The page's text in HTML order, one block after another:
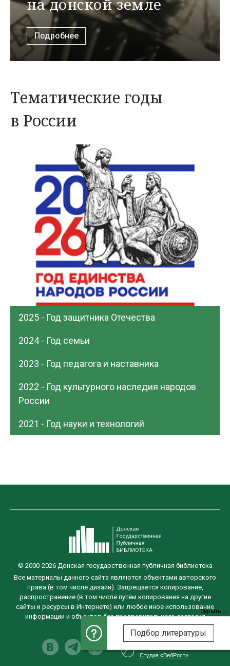
на донской земле
Подробнее
Тематические годы
в России
2025 - Год защитника Отечества
2024 - Год семьи
2023 - Год педагога и наставника
2022 - Год культурного наследия народов
России
2021 - Год науки и технологий
Скрыть
Подбор литературы
© 2000-2026 Донская государственная публичная библиотека
Все материалы данного сайта являются объектами авторского
права (в том числе дизайн). Запрещается копирование,
распространение (в том числе путём копирования на другие
сайты и ресурсы в Интернете) или любое иное использование
информации и объектов без предварительного согласия
правообладателя.
Студия «ВебРост»